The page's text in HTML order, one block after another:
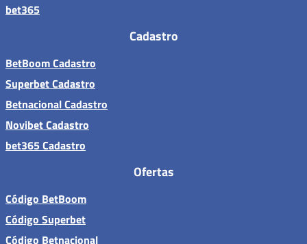
bet365
Cadastro
BetBoom Cadastro
Superbet Cadastro
Betnacional Cadastro
Novibet Cadastro
bet365 Cadastro
Ofertas
Código BetBoom
Código Superbet
Código Betnacional